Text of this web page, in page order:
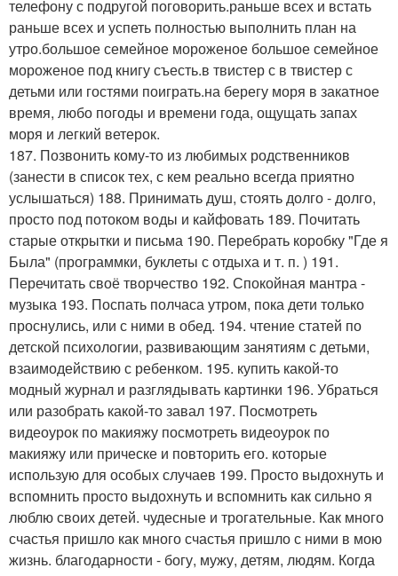
телефону с подругой поговорить.раньше всех и встать
раньше всех и успеть полностью выполнить план на
утро.большое семейное мороженое большое семейное
мороженое под книгу съесть.в твистер с в твистер с
детьми или гостями поиграть.на берегу моря в закатное
время, любо погоды и времени года, ощущать запах
моря и легкий ветерок.
187. Позвонить кому-то из любимых родственников
(занести в список тех, с кем реально всегда приятно
услышаться) 188. Принимать душ, стоять долго - долго,
просто под потоком воды и кайфовать 189. Почитать
старые открытки и письма 190. Перебрать коробку "Где я
Была" (программки, буклеты с отдыха и т. п. ) 191.
Перечитать своё творчество 192. Спокойная мантра -
музыка 193. Поспать полчаса утром, пока дети только
проснулись, или с ними в обед. 194. чтение статей по
детской психологии, развивающим занятиям с детьми,
взаимодействию с ребенком. 195. купить какой-то
модный журнал и разглядывать картинки 196. Убраться
или разобрать какой-то завал 197. Посмотреть
видеоурок по макияжу посмотреть видеоурок по
макияжу или прическе и повторить его. которые
использую для особых случаев 199. Просто выдохнуть и
вспомнить просто выдохнуть и вспомнить как сильно я
люблю своих детей. чудесные и трогательные. Как много
счастья пришло как много счастья пришло с ними в мою
жизнь. благодарности - богу, мужу, детям, людям. Когда